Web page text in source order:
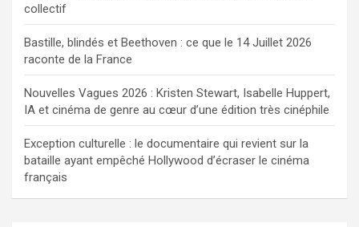
collectif
Bastille, blindés et Beethoven : ce que le 14 Juillet 2026
raconte de la France
Nouvelles Vagues 2026 : Kristen Stewart, Isabelle Huppert,
IA et cinéma de genre au cœur d’une édition très cinéphile
Exception culturelle : le documentaire qui revient sur la
bataille ayant empêché Hollywood d’écraser le cinéma
français